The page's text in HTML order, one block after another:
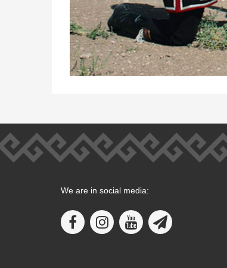
We are in social media: